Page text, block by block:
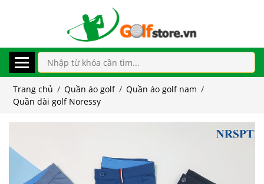
Trang chủ / Quần áo golf / Quần áo golf nam /
Quần dài golf Noressy